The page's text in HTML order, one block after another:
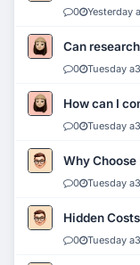
0 Yesterday
Can
0 Tuesday
How can I
0 Tuesday
Why
0 Tuesday
Hidden
0 Tuesday